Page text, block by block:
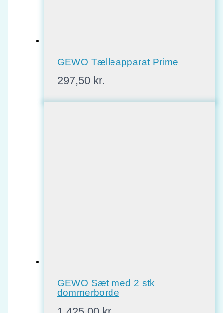
GEWO Tælleapparat Prime
297,50 kr.
GEWO Sæt med 2 stk
dommerborde